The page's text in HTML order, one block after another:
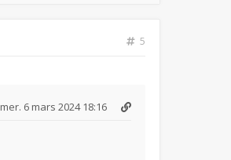
5
mer. 6 mars 2024 18:16